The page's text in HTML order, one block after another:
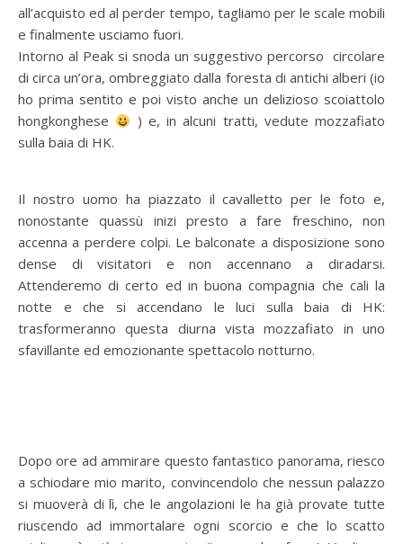
all’acquisto ed al perder tempo, tagliamo per le scale mobili
e finalmente usciamo fuori.
Intorno al Peak si snoda un suggestivo percorso circolare
di circa un’ora, ombreggiato dalla foresta di antichi alberi (io
ho prima sentito e poi visto anche un delizioso scoiattolo
hongkonghese
) e, in alcuni tratti, vedute mozzafiato
sulla baia di HK.
Il nostro uomo ha piazzato il cavalletto per le foto e,
nonostante quassù inizi presto a fare freschino, non
accenna a perdere colpi. Le balconate a disposizione sono
dense di visitatori e non accennano a diradarsi.
Attenderemo di certo ed in buona compagnia che cali la
notte e che si accendano le luci sulla baia di HK:
trasformeranno questa diurna vista mozzafiato in uno
sfavillante ed emozionante spettacolo notturno.
Dopo ore ad ammirare questo fantastico panorama, riesco
a schiodare mio marito, convincendolo che nessun palazzo
si muoverà di lì, che le angolazioni le ha già provate tutte
riuscendo ad immortalare ogni scorcio e che lo scatto